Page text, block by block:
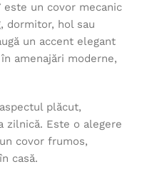
este un covor mecanic
dormitor, hol sau
un accent elegant
amenajări moderne,
plăcut,
zilnică. Este o alegere
covor frumos,
casă.